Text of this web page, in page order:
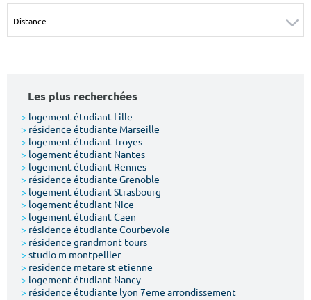
m² m²
Votre date d'entrée
Chercher
Les plus recherchées
> logement étudiant Lille
> résidence étudiante Marseille
> logement étudiant Troyes
> logement étudiant Nantes
> logement étudiant Rennes
> résidence étudiante Grenoble
> logement étudiant Strasbourg
> logement étudiant Nice
> logement étudiant Caen
> résidence étudiante Courbevoie
> résidence grandmont tours
> studio m montpellier
> residence metare st etienne
> logement étudiant Nancy
> résidence étudiante lyon 7eme arrondissement